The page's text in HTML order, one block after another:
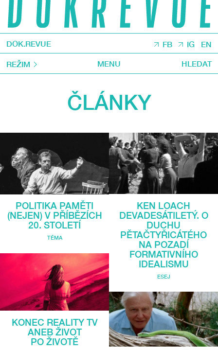
DOK.REVUE FB IG EN
REŽIM MENU HLEDAT
ČLÁNKY
POLITIKA PAMĚTI
(NEJEN) V PŘÍBĚZÍCH
20. STOLETÍ
TÉMA
KONEC REALITY TV
ANEB ŽIVOT
PO ŽIVOTĚ
KEN LOACH
DEVADESÁTILETÝ. O
DUCHU
PĚTAČTYŘICÁTÉHO
NA POZADÍ
FORMATIVNÍHO
IDEALISMU
ESEJ